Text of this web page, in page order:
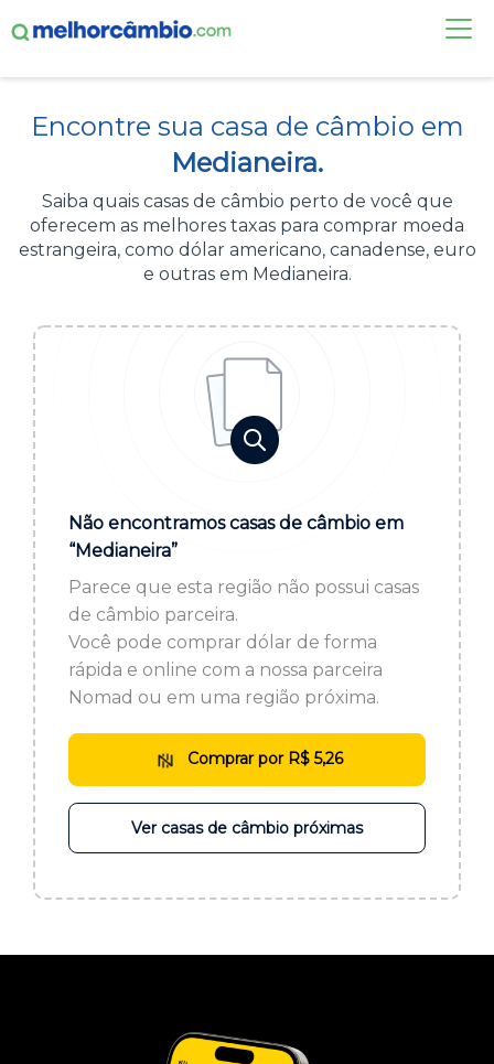
CASAS DE CÂMBIO
DÓLAR HOJE
ALERTA DE CÂMBIO
Acesse sua conta:
BROKER DE OFERTAS
ou cadastre-se se ainda não tem registro:
Encontre sua casa de câmbio em
Medianeira.
Saiba quais casas de câmbio perto de você que
oferecem as melhores taxas para comprar moeda
estrangeira, como dólar americano, canadense, euro
e outras em Medianeira.
Não encontramos casas de câmbio em
“Medianeira”
Parece que esta região não possui casas
de câmbio parceira.
Você pode comprar dólar de forma
rápida e online com a nossa parceira
Nomad ou em uma região próxima.
Comprar por R$ 5,26
Ver casas de câmbio próximas